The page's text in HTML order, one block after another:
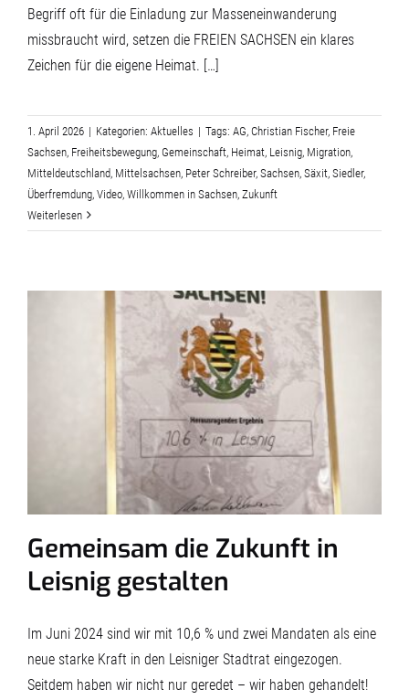
Begriff oft für die Einladung zur Masseneinwanderung
missbraucht wird, setzen die FREIEN SACHSEN ein klares
Zeichen für die eigene Heimat. […]
1. April 2026 | Kategorien: Aktuelles | Tags: AG, Christian Fischer, Freie
Sachsen, Freiheitsbewegung, Gemeinschaft, Heimat, Leisnig, Migration,
Mitteldeutschland, Mittelsachsen, Peter Schreiber, Sachsen, Säxit, Siedler,
Überfremdung, Video, Willkommen in Sachsen, Zukunft
Weiterlesen
Gemeinsam die Zukunft in
Leisnig gestalten
Im Juni 2024 sind wir mit 10,6 % und zwei Mandaten als eine
neue starke Kraft in den Leisniger Stadtrat eingezogen.
Seitdem haben wir nicht nur geredet – wir haben gehandelt!